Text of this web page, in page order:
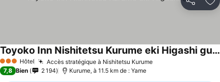
Partager
3 ÉtoilesHôtel Accès stratégique à Nishitetsu KurumeConsulter les prix
Toyoko Inn Nishitetsu Kurume eki Higashi guchi
Consulter les prix
7,8 Bien 2 194 Kurume, à 11.5 km de : Yame